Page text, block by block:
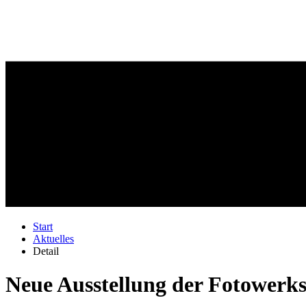
Start
Aktuelles
Detail
Neue Ausstellung der